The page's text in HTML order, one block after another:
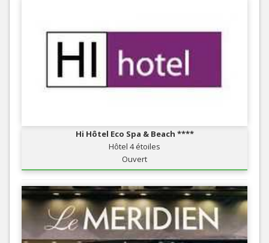
Hi Hôtel Eco Spa & Beach ****
Hôtel 4 étoiles
Ouvert